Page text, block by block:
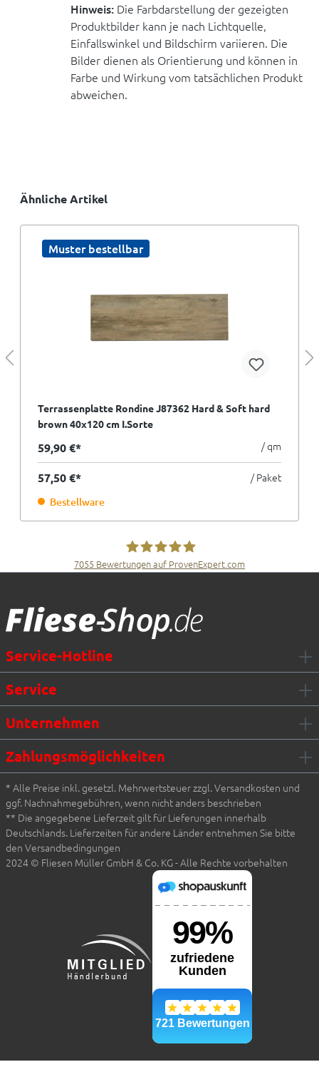
Hinweis: Die Farbdarstellung der gezeigten
Produktbilder kann je nach Lichtquelle,
Einfallswinkel und Bildschirm variieren. Die
Bilder dienen als Orientierung und können in
Farbe und Wirkung vom tatsächlichen Produkt
abweichen.
Ähnliche Artikel
Muster bestellbar
Terrassenplatte Rondine J87362 Hard & Soft hard
brown 40x120 cm I.Sorte
59,90 €* / qm
57,50 €* / Paket
Bestellware
7055 Bewertungen auf ProvenExpert.com
Service-Hotline
Service
Unternehmen
Zahlungsmöglichkeiten
* Alle Preise inkl. gesetzl. Mehrwertsteuer zzgl. Versandkosten und
ggf. Nachnahmegebühren, wenn nicht anders beschrieben
** Die angegebene Lieferzeit gilt für Lieferungen innerhalb
Deutschlands. Lieferzeiten für andere Länder entnehmen Sie bitte
den Versandbedingungen
2024 © Fliesen Müller GmbH & Co. KG - Alle Rechte vorbehalten